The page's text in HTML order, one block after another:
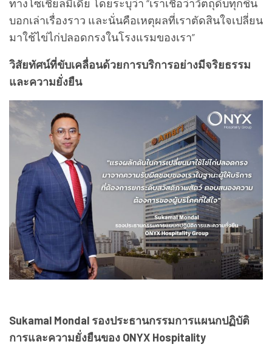
ทางโซเชียลมีเดีย โดยระบุว่า “เราเชื่อว่าวัตถุดิบทุกชิ้น
บอกเล่าเรื่องราว และนั่นคือเหตุผลที่เราตัดสินใจเปลี่ยน
มาใช้ไข่ไก่ปลอดกรงในโรงแรมของเรา”
วิสัยทัศน์ที่ขับเคลื่อนด้วยการบริการอย่างมีจริยธรรม
และความยั่งยืน
Sukamal Mondal รองประธานกรรมการแผนกปฏิบัติ
การและความยั่งยืนของ ONYX Hospitality